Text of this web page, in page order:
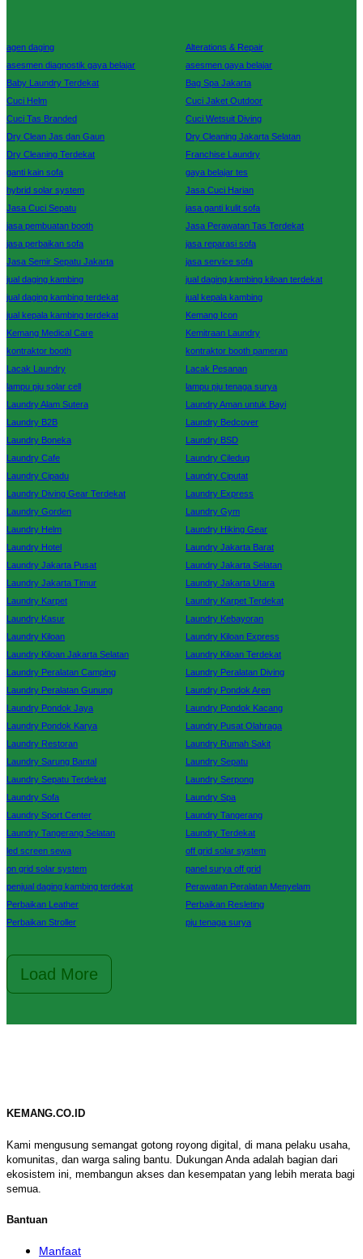
agen daging
Alterations & Repair
asesmen diagnostik gaya belajar
asesmen gaya belajar
Baby Laundry Terdekat
Bag Spa Jakarta
Cuci Helm
Cuci Jaket Outdoor
Cuci Tas Branded
Cuci Wetsuit Diving
Dry Clean Jas dan Gaun
Dry Cleaning Jakarta Selatan
Dry Cleaning Terdekat
Franchise Laundry
ganti kain sofa
gaya belajar tes
hybrid solar system
Jasa Cuci Harian
Jasa Cuci Sepatu
jasa ganti kulit sofa
jasa pembuatan booth
Jasa Perawatan Tas Terdekat
jasa perbaikan sofa
jasa reparasi sofa
Jasa Semir Sepatu Jakarta
jasa service sofa
jual daging kambing
jual daging kambing kiloan terdekat
jual daging kambing terdekat
jual kepala kambing
jual kepala kambing terdekat
Kemang Icon
Kemang Medical Care
Kemitraan Laundry
kontraktor booth
kontraktor booth pameran
Lacak Laundry
Lacak Pesanan
lampu pju solar cell
lampu pju tenaga surya
Laundry Alam Sutera
Laundry Aman untuk Bayi
Laundry B2B
Laundry Bedcover
Laundry Boneka
Laundry BSD
Laundry Cafe
Laundry Ciledug
Laundry Cipadu
Laundry Ciputat
Laundry Diving Gear Terdekat
Laundry Express
Laundry Gorden
Laundry Gym
Laundry Helm
Laundry Hiking Gear
Laundry Hotel
Laundry Jakarta Barat
Laundry Jakarta Pusat
Laundry Jakarta Selatan
Laundry Jakarta Timur
Laundry Jakarta Utara
Laundry Karpet
Laundry Karpet Terdekat
Laundry Kasur
Laundry Kebayoran
Laundry Kiloan
Laundry Kiloan Express
Laundry Kiloan Jakarta Selatan
Laundry Kiloan Terdekat
Laundry Peralatan Camping
Laundry Peralatan Diving
Laundry Peralatan Gunung
Laundry Pondok Aren
Laundry Pondok Jaya
Laundry Pondok Kacang
Laundry Pondok Karya
Laundry Pusat Olahraga
Laundry Restoran
Laundry Rumah Sakit
Laundry Sarung Bantal
Laundry Sepatu
Laundry Sepatu Terdekat
Laundry Serpong
Laundry Sofa
Laundry Spa
Laundry Sport Center
Laundry Tangerang
Laundry Tangerang Selatan
Laundry Terdekat
led screen sewa
off grid solar system
on grid solar system
panel surya off grid
penjual daging kambing terdekat
Perawatan Peralatan Menyelam
Perbaikan Leather
Perbaikan Resleting
Perbaikan Stroller
pju tenaga surya
Load More
KEMANG.CO.ID
Kami mengusung semangat gotong royong digital, di mana pelaku usaha,
komunitas, dan warga saling bantu. Dukungan Anda adalah bagian dari
ekosistem ini, membangun akses dan kesempatan yang lebih merata bagi
semua.
Bantuan
Manfaat